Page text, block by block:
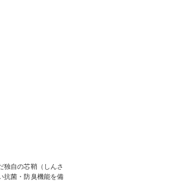
自の芯鞘（しんさ
抗菌・防臭機能を備